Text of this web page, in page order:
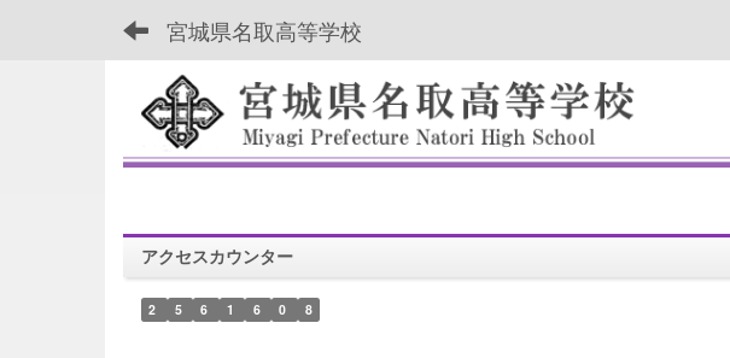
宮城県名取高等学校
アクセスカウンター
2 5 6 1 6 0 8